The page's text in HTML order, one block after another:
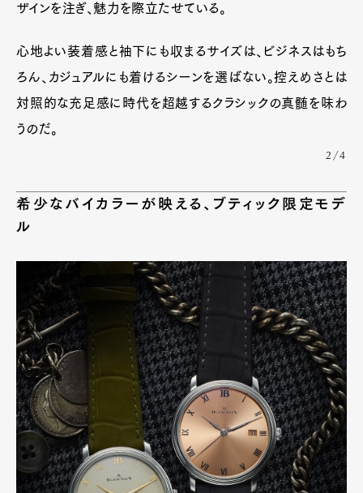
ザインを注ぎ、魅力を際立たせている。
心地よい装着感と袖下にも収まるサイズは、ビジネスはもち
ろん、カジュアルにも着けるシーンを選ばない。控えめさとは
対照的な充足感に時代を超越するクラシックの真髄を味わ
うのだ。
2/4
希少なバイカラーが映える、ブティック限定モデ
ル